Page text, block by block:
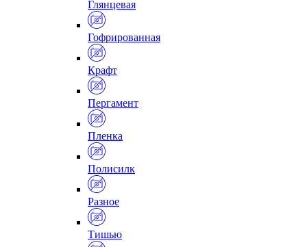
Глянцевая
Гофрированная
Крафт
Пергамент
Пленка
Полисилк
Разное
Тишью